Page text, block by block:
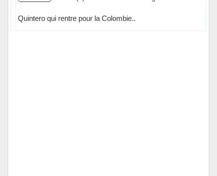
Quintero qui rentre pour la Colombie..